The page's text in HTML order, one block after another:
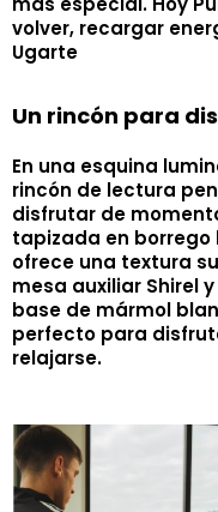
volver, recargar
Ugarte
Un rincón para
En una esquina
rincón de lectura
disfrutar de
tapizada en borrego
ofrece una textura
mesa auxiliar Shirel
base de mármol
perfecto para
relajarse.